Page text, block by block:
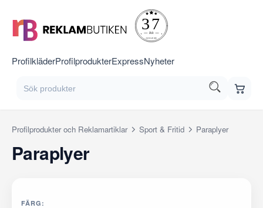
ProfilkläderProfilprodukterExpressNyheter
Profilprodukter och Reklamartiklar Sport & Fritid Paraplyer
Paraplyer
FÄRG: